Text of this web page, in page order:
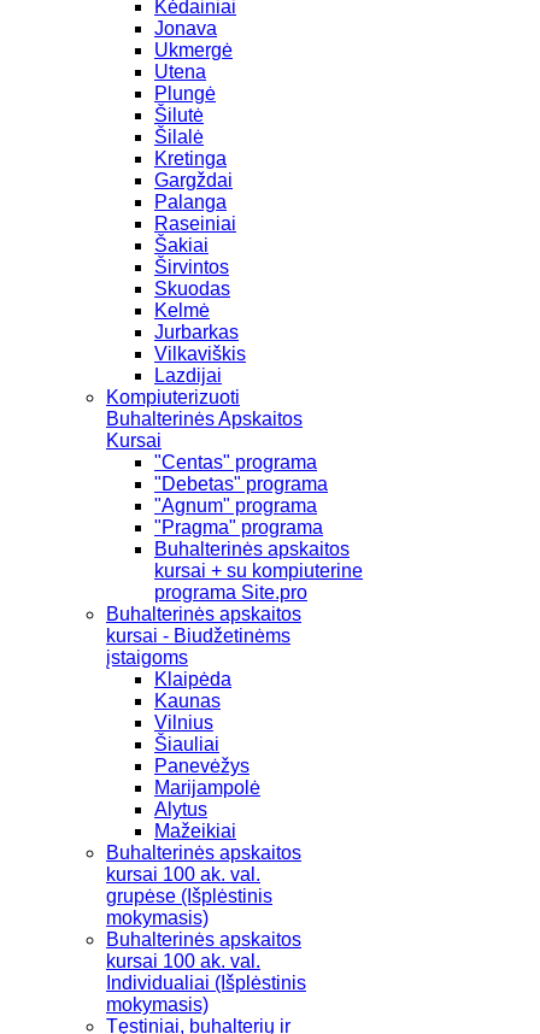
Kėdainiai
Jonava
Ukmergė
Utena
Plungė
Šilutė
Šilalė
Kretinga
Gargždai
Palanga
Raseiniai
Šakiai
Širvintos
Skuodas
Kelmė
Jurbarkas
Vilkaviškis
Lazdijai
Kompiuterizuoti
Buhalterinės Apskaitos
Kursai
"Centas" programa
"Debetas" programa
"Agnum" programa
"Pragma" programa
Buhalterinės apskaitos
kursai + su kompiuterine
programa Site.pro
Buhalterinės apskaitos
kursai - Biudžetinėms
įstaigoms
Klaipėda
Kaunas
Vilnius
Šiauliai
Panevėžys
Marijampolė
Alytus
Mažeikiai
Buhalterinės apskaitos
kursai 100 ak. val.
grupėse (Išplėstinis
mokymasis)
Buhalterinės apskaitos
kursai 100 ak. val.
Individualiai (Išplėstinis
mokymasis)
Tęstiniai, buhalterių ir